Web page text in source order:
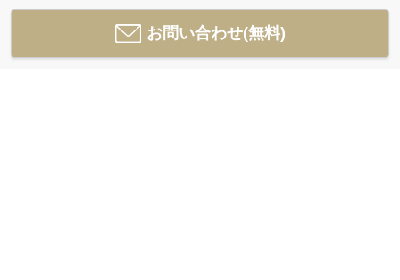
お問い合わせ(無料)